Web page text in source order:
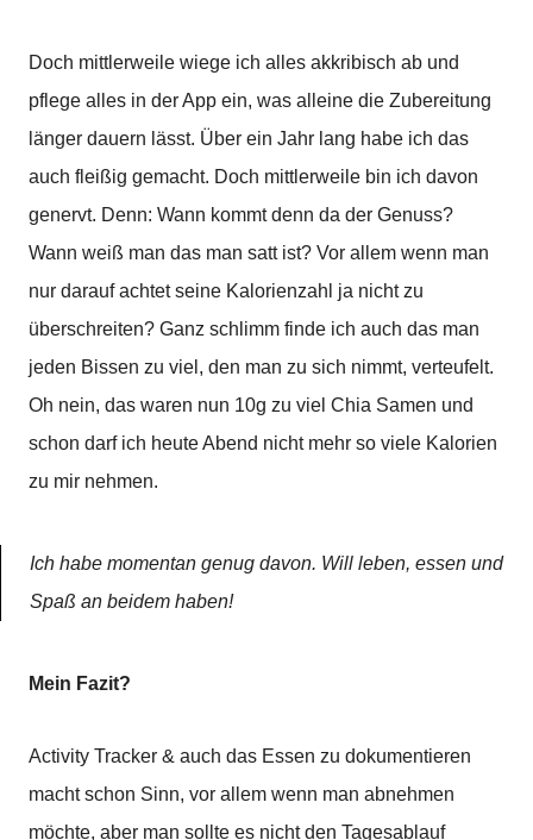
Doch mittlerweile wiege ich alles akkribisch ab und
pflege alles in der App ein, was alleine die Zubereitung
länger dauern lässt. Über ein Jahr lang habe ich das
auch fleißig gemacht. Doch mittlerweile bin ich davon
genervt. Denn: Wann kommt denn da der Genuss?
Wann weiß man das man satt ist? Vor allem wenn man
nur darauf achtet seine Kalorienzahl ja nicht zu
überschreiten? Ganz schlimm finde ich auch das man
jeden Bissen zu viel, den man zu sich nimmt, verteufelt.
Oh nein, das waren nun 10g zu viel Chia Samen und
schon darf ich heute Abend nicht mehr so viele Kalorien
zu mir nehmen.
Ich habe momentan genug davon. Will leben, essen und
Spaß an beidem haben!
Mein Fazit?
Activity Tracker & auch das Essen zu dokumentieren
macht schon Sinn, vor allem wenn man abnehmen
möchte, aber man sollte es nicht den Tagesablauf